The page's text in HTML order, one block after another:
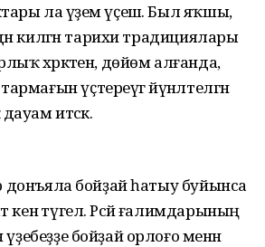
ла әүҙем үҫешә. Был яҡшы,
килгән тарихи традициялары
хәрәкәтен, дөйөм алғанда,
үҫтереүгә йүнәлтелгән
итәсәк.
донъяла бойҙай һатыу буйынса
кенә түгел. Рәсәй ғалимдарының
үҙебеҙҙе бойҙай орлоғо менән